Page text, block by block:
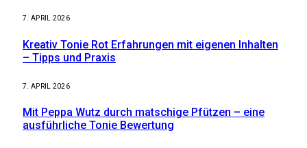
7. APRIL 2026
Kreativ Tonie Rot Erfahrungen mit eigenen Inhalten
– Tipps und Praxis
7. APRIL 2026
Mit Peppa Wutz durch matschige Pfützen – eine
ausführliche Tonie Bewertung